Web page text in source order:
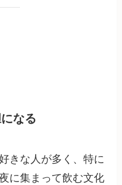
なる
きな人が多く、特に
に集まって飲む文化